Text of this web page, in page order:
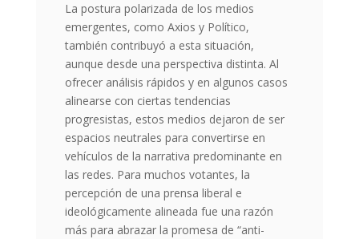
La postura polarizada de los medios
emergentes, como Axios y Político,
también contribuyó a esta situación,
aunque desde una perspectiva distinta. Al
ofrecer análisis rápidos y en algunos casos
alinearse con ciertas tendencias
progresistas, estos medios dejaron de ser
espacios neutrales para convertirse en
vehículos de la narrativa predominante en
las redes. Para muchos votantes, la
percepción de una prensa liberal e
ideológicamente alineada fue una razón
más para abrazar la promesa de “anti-